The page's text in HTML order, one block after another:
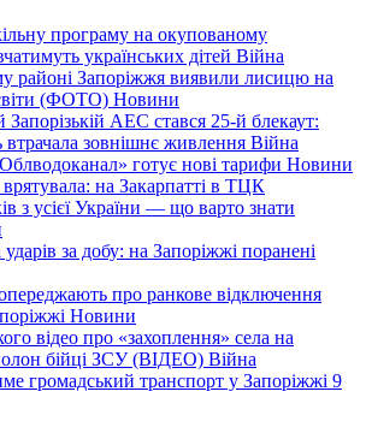
програму на окупованому
українських дітей Війна
районі Запоріжжя виявили лисицю на
(ФОТО) Новини
Запорізькій АЕС стався 25-й блекаут:
втрачала зовнішнє живлення Війна
готує нові тарифи Новини
на Закарпатті в ТЦК
з усієї України — що варто знати
за добу: на Запоріжжі поранені
про ранкове відключення
Новини
відео про «захоплення» села на
бійці ЗСУ (ВІДЕО) Війна
громадський транспорт у Запоріжжі 9